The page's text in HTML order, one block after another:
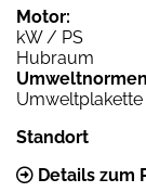
Motor:
kW / PS
Hubraum
Umweltplakette
Standort
Details zum